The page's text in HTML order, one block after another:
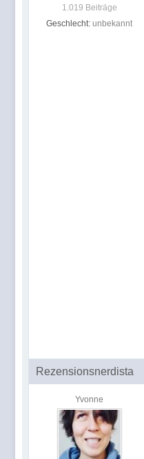
1.019 Beiträge
Geschlecht: unbekannt
Rezensionsnerdista
Yvonne